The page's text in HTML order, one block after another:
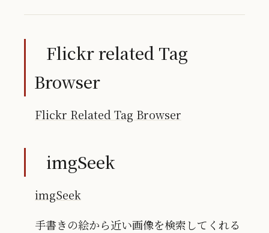
Flickr related Tag
Browser
Flickr Related Tag Browser
imgSeek
imgSeek
手書きの絵から近い画像を検索してくれる